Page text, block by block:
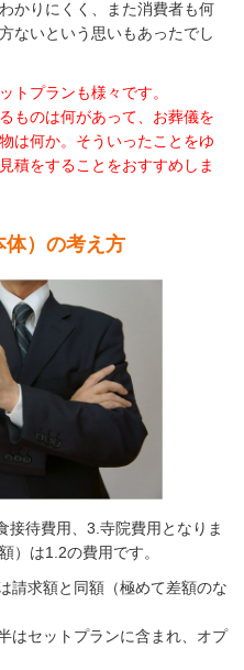
かりにくく、また消費者も何
ないという思いもあったでし
トプランも様々です。
ものは何があって、お葬儀を
は何か。そういったことをゆ
積をすることをおすすめしま
体）の考え方
接待費用、3.寺院費用となりま
）は1. 2の費用です。
請求額と同額（極めて差額のな
はセットプランに含まれ、オプ